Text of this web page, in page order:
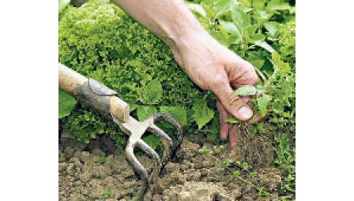
Уксус от травы